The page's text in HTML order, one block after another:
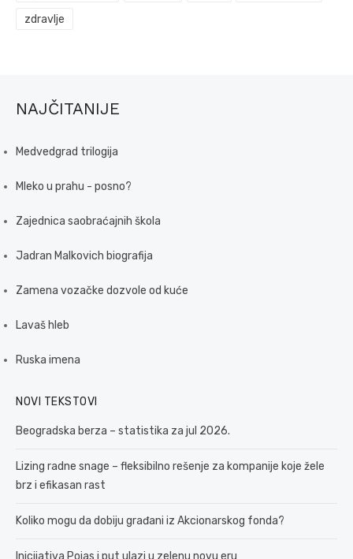
zdravlje
NAJČITANIJE
Medvedgrad trilogija
Mleko u prahu - posno?
Zajednica saobraćajnih škola
Jadran Malkovich biografija
Zamena vozačke dozvole od kuće
Lavaš hleb
Ruska imena
NOVI TEKSTOVI
Beogradska berza – statistika za jul 2026.
Lizing radne snage – fleksibilno rešenje za kompanije koje žele
brz i efikasan rast
Koliko mogu da dobiju građani iz Akcionarskog fonda?